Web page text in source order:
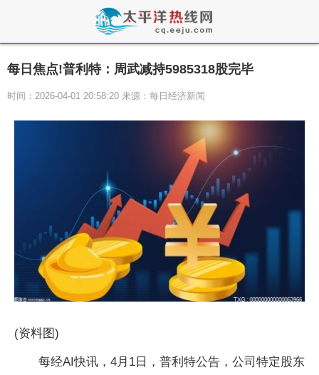
每日焦点!普利特：周武减持5985318股完毕
时间：2026-04-01 20:58:20 来源：每日经济新闻
(资料图)
每经AI快讯，4月1日，普利特公告，公司特定股东